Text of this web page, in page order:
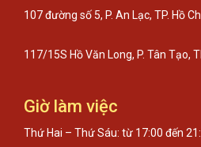
107 đường số 5, P. An Lạc, TP. Hồ
117/15S Hồ Văn Long, P. Tân Tạo,
Giờ làm việc
Thứ Hai – Thứ Sáu: từ 17:00 đến